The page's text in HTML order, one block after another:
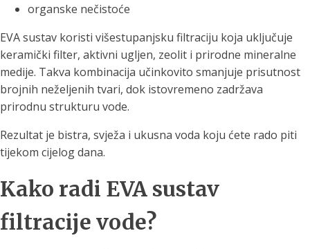
organske nečistoće
EVA sustav koristi višestupanjsku filtraciju koja uključuje
keramički filter, aktivni ugljen, zeolit i prirodne mineralne
medije. Takva kombinacija učinkovito smanjuje prisutnost
brojnih neželjenih tvari, dok istovremeno zadržava
prirodnu strukturu vode.
Rezultat je bistra, svježa i ukusna voda koju ćete rado piti
tijekom cijelog dana.
Kako radi EVA sustav
filtracije vode?